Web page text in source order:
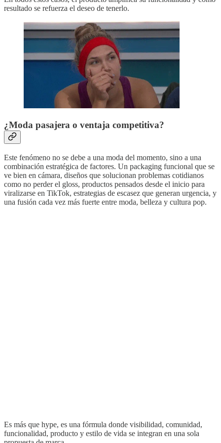
resultado se refuerza el deseo de tenerlo.
¿Moda pasajera o ventaja competitiva?
Este fenómeno no se debe a una moda del momento, sino a una
combinación estratégica de factores. Un packaging funcional que se
ve bien en cámara, diseños que solucionan problemas cotidianos
como no perder el gloss, productos pensados desde el inicio para
viralizarse en TikTok, estrategias de escasez que generan urgencia, y
una fusión cada vez más fuerte entre moda, belleza y cultura pop.
Es más que hype, es una fórmula donde visibilidad, comunidad,
funcionalidad, producto y estilo de vida se integran en una sola